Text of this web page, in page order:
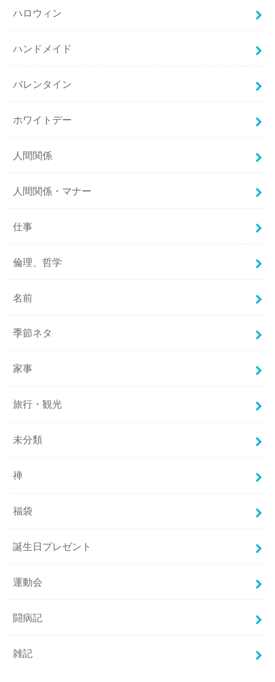
ハロウィン
ハンドメイド
バレンタイン
ホワイトデー
人間関係
人間関係・マナー
仕事
倫理、哲学
名前
季節ネタ
家事
旅行・観光
未分類
禅
福袋
誕生日プレゼント
運動会
闘病記
雑記